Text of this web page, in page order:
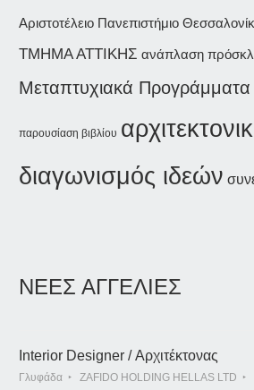
Αριστοτέλειο Πανεπιστήμιο
ΤΜΗΜΑ ΑΤΤΙΚΗΣ ανάπλαση
Μεταπτυχιακά
παρουσίαση βιβλίου
διαγωνισμός ιδεών
ΝΕΕΣ ΑΓΓΕΛΙΕΣ
Interior Designer / Αρχιτέκτονας
Γλυφάδα ZAFIDO HOLDING HELLAS LTD